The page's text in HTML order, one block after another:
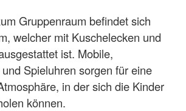
Gruppenraum befindet sich
welcher mit Kuschelecken und
ist. Mobile,
Spieluhren sorgen für eine
in der sich die Kinder
können.